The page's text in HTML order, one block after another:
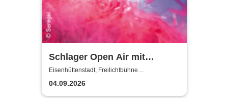
Schlager Open Air mit
Marianne Rosenberg: Marie
Reim, Oli P & Tina Söllner
Eisenhüttenstadt, Freilichtbühne
Eisenhüttenstadt
04.09.2026